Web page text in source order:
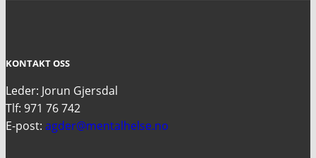
KONTAKT OSS
Leder: Jorun Gjersdal
Tlf: 971 76 742
E-post: agder@mentalhelse.no